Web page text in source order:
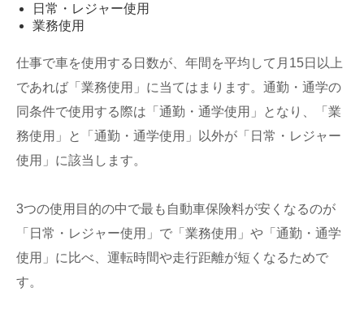
日常・レジャー使用
業務使用
仕事で車を使用する日数が、年間を平均して月15日以上
であれば「業務使用」に当てはまります。通勤・通学の
同条件で使用する際は「通勤・通学使用」となり、「業
務使用」と「通勤・通学使用」以外が「日常・レジャー
使用」に該当します。
3つの使用目的の中で最も自動車保険料が安くなるのが
「日常・レジャー使用」で「業務使用」や「通勤・通学
使用」に比べ、運転時間や走行距離が短くなるためで
す。